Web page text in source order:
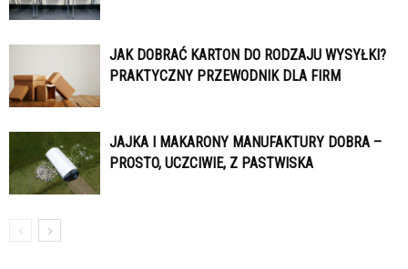
JAK DOBRAĆ KARTON DO RODZAJU WYSYŁKI?
PRAKTYCZNY PRZEWODNIK DLA FIRM
JAJKA I MAKARONY MANUFAKTURY DOBRA –
PROSTO, UCZCIWIE, Z PASTWISKA